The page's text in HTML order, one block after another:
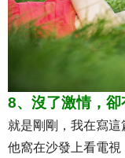
8、沒了激情，卻
就是剛剛，我在寫這
他窩在沙發上看電視